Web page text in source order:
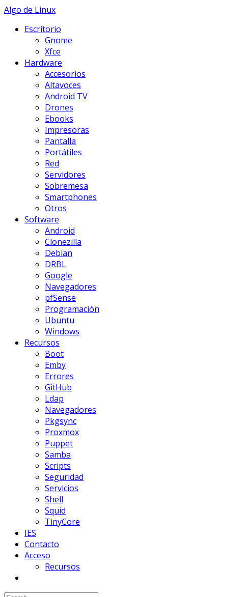
Skip
content
Algo de Linux
Escritorio
Gnome
Xfce
Hardware
Accesorios
Altavoces
Android TV
Drones
Ebooks
Impresoras
Pantalla
Portátiles
Red
Servidores
Sobremesa
Smartphones
Otros
Software
Android
Clonezilla
Debian
DRBL
Google
Navegadores
pfSense
Programación
Ubuntu
Windows
Recursos
Boot
Emby
Errores
GitHub
Ldap
Navegadores
Pkgsync
Proxmox
Puppet
Samba
Scripts
Seguridad
Servicios
Shell
Squid
TinyCore
IES
Contacto
Acceso
Recursos